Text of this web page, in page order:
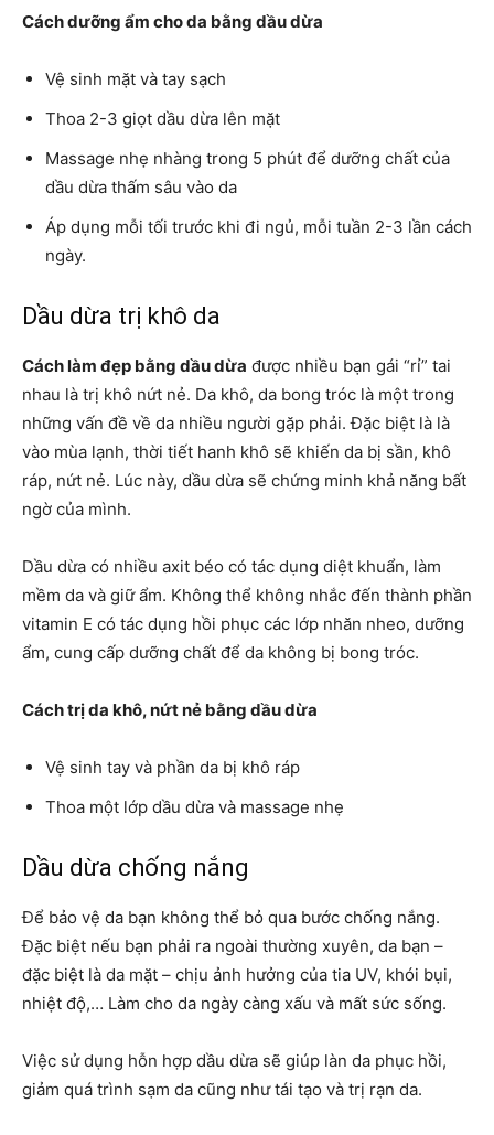
Cách dưỡng ẩm cho da bằng dầu dừa
Vệ sinh mặt và tay sạch
Thoa 2-3 giọt dầu dừa lên mặt
Massage nhẹ nhàng trong 5 phút để dưỡng chất của
dầu dừa thấm sâu vào da
Áp dụng mỗi tối trước khi đi ngủ, mỗi tuần 2-3 lần cách
ngày.
Dầu dừa trị khô da
Cách làm đẹp bằng dầu dừa được nhiều bạn gái “rỉ” tai
nhau là trị khô nứt nẻ. Da khô, da bong tróc là một trong
những vấn đề về da nhiều người gặp phải. Đặc biệt là là
vào mùa lạnh, thời tiết hanh khô sẽ khiến da bị sần, khô
ráp, nứt nẻ. Lúc này, dầu dừa sẽ chứng minh khả năng bất
ngờ của mình.
Dầu dừa có nhiều axit béo có tác dụng diệt khuẩn, làm
mềm da và giữ ẩm. Không thể không nhắc đến thành phần
vitamin E có tác dụng hồi phục các lớp nhăn nheo, dưỡng
ẩm, cung cấp dưỡng chất để da không bị bong tróc.
Cách trị da khô, nứt nẻ bằng dầu dừa
Vệ sinh tay và phần da bị khô ráp
Thoa một lớp dầu dừa và massage nhẹ
Dầu dừa chống nắng
Để bảo vệ da bạn không thể bỏ qua bước chống nắng.
Đặc biệt nếu bạn phải ra ngoài thường xuyên, da bạn –
đặc biệt là da mặt – chịu ảnh hưởng của tia UV, khói bụi,
nhiệt độ,… Làm cho da ngày càng xấu và mất sức sống.
Việc sử dụng hỗn hợp dầu dừa sẽ giúp làn da phục hồi,
giảm quá trình sạm da cũng như tái tạo và trị rạn da.